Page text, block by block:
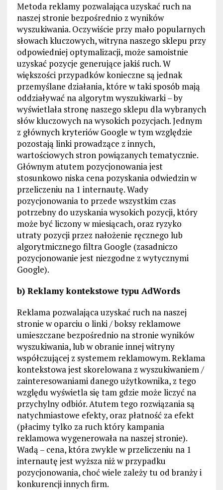
Metoda reklamy pozwalająca uzyskać ruch na
naszej stronie bezpośrednio z wyników
wyszukiwania. Oczywiście przy mało popularnych
słowach kluczowych, witryna naszego sklepu przy
odpowiedniej optymalizacji, może samoistnie
uzyskać pozycje generujące jakiś ruch. W
większości przypadków konieczne są jednak
przemyślane działania, które w taki sposób mają
oddziaływać na algorytm wyszukiwarki – by
wyświetlała stronę naszego sklepu dla wybranych
słów kluczowych na wysokich pozycjach. Jednym
z głównych kryteriów Google w tym względzie
pozostają linki prowadzące z innych,
wartościowych stron powiązanych tematycznie.
Głównym atutem pozycjonowania jest
stosunkowo niska cena pozyskania odwiedzin w
przeliczeniu na 1 internautę. Wady
pozycjonowania to przede wszystkim czas
potrzebny do uzyskania wysokich pozycji, który
może być liczony w miesiącach, oraz ryzyko
utraty pozycji przez nałożenie ręcznego lub
algorytmicznego filtra Google (zasadniczo
pozycjonowanie jest niezgodne z wytycznymi
Google).
b) Reklamy kontekstowe typu AdWords
Reklama pozwalająca uzyskać ruch na naszej
stronie w oparciu o linki / boksy reklamowe
umieszczane bezpośrednio na stronie wyników
wyszukiwania, lub w obranie innej witryny
współczującej z systemem reklamowym. Reklama
kontekstowa jest skorelowana z wyszukiwaniem /
zainteresowaniami danego użytkownika, z tego
względu wyświetla się tam gdzie może liczyć na
przychylny odbiór. Atutem tego rozwiązania są
natychmiastowe efekty, oraz płatność za efekt
(płacimy tylko za ruch który kampania
reklamowa wygenerowała na naszej stronie).
Wadą – cena, która zwykle w przeliczeniu na 1
internautę jest wyższa niż w przypadku
pozycjonowania, choć wiele zależy tu od branży i
konkurencji innych firm.